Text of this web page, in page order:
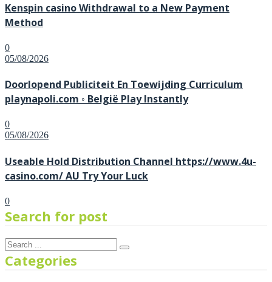
Kenspin casino Withdrawal to a New Payment
Method
0
Posted
05/08/2026
Doorlopend Publiciteit En Toewijding Curriculum
playnapoli.com ◦ België Play Instantly
0
Posted
05/08/2026
Useable Hold Distribution Channel https://www.4u-
casino.com/ AU Try Your Luck
0
Search for post
Categories